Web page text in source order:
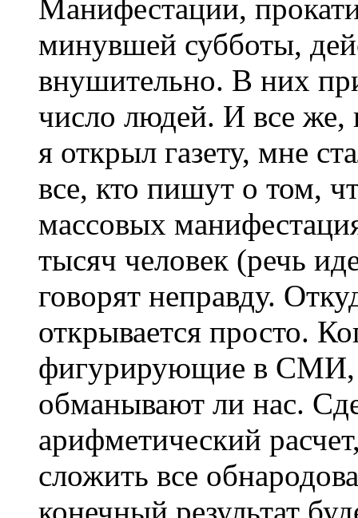
Манифестации,
минувшей субботы,
внушительно. В них
число людей. И все же,
я открыл газету, мне
все, кто пишут о том,
массовых
тысяч человек (речь
говорят неправду.
открывается просто.
фигурирующие в СМИ,
обманывают ли нас.
арифметический
сложить все
конечный результат